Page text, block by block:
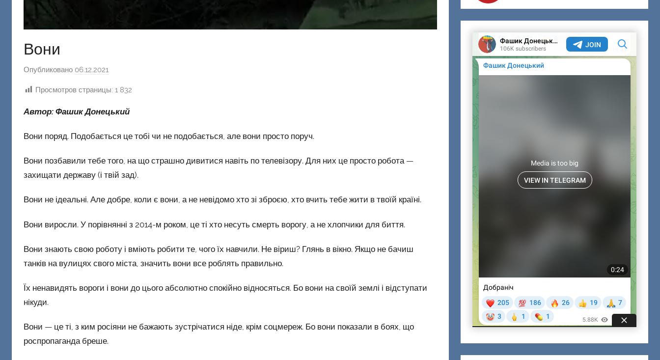
Вони
Опубликовано 06.12.2021
т
о
Ф
а
и
Д
н
е
к
Просмотров страницы: 1 832
Автор: Фашик Донецький
Вони поряд. Подобається це тобі чи не подобається, але вони просто поруч.
Вони позбавили тебе того, на що страшно дивитися навіть по телевізору. Для них це просто робота —
захищати державу (і твій зад).
Вони не ідеальні. Але добре, коли є вони, а не невідомо хто зі зброєю, хто вчить тебе жити в твоїй країні.
Вони виросли. У порівнянні з 2014-м роком, це ті хто несуть смерть ворогу, а не хлопчики для биття.
Вони знають свою роботу і вміють робити те, чого їх навчили. Не віриш? Глянь в вікно. Якщо не бачиш
танків на вулицях свого міста, значить вони все роблять правильно.
Їх ненавидять вороги і вони до цього абсолютно спокійно відносяться. Бо вони на своїй землі і відступати
нікуди.
Вони — це ті, з ким росіяни не бажають зустрічатися ніде, крім соцмереж. Бо вони показали в боях, що
роспропаганда бреше.